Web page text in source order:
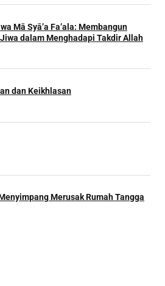
Mā Syā’a Fa’ala: Membangun
dalam Menghadapi Takdir Allah
dan Keikhlasan
Merusak Rumah Tangga